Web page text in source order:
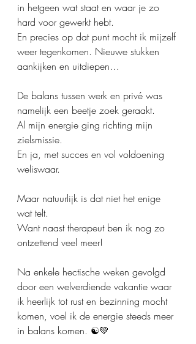
in hetgeen wat staat en waar je zo
hard voor gewerkt hebt.
En precies op dat punt mocht ik mijzelf
weer tegenkomen. Nieuwe stukken
aankijken en uitdiepen…
De balans tussen werk en privé was
namelijk een beetje zoek geraakt.
Al mijn energie ging richting mijn
zielsmissie.
En ja, met succes en vol voldoening
weliswaar.
Maar natuurlijk is dat niet het enige
wat telt.
Want naast therapeut ben ik nog zo
ontzettend veel meer!
Na enkele hectische weken gevolgd
door een welverdiende vakantie waar
ik heerlijk tot rust en bezinning mocht
komen, voel ik de energie steeds meer
in balans komen. ☯️💚